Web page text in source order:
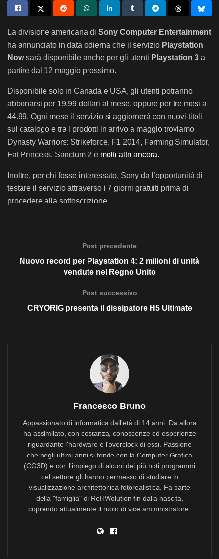
La divisione americana di Sony Computer Entertainment
ha annunciato in data odierna che il servizio Playstation
Nowsarà disponibile anche per gli utenti Playstation 3 a
partire dal 12 maggio prossimo.
Disponibile solo in Canada e USA, gli utenti potranno
abbonarsi per 19.99 dollari al mese, oppure per tre mesi a
44.99. Ogni mese il servizio si aggiornerà con nuovi titoli
sul catalogo e tra i prodotti in arrivo a maggio troviamo
Dynasty Warriors: Strikeforce, F1 2014, Farming Simulator,
Fat Princess, Sanctum 2 e molti altri ancora.
Inoltre, per chi fosse interessato, Sony da l’opportunità di
testare il servizio attraverso i 7 giorni gratuiti prima di
procedere alla sottoscrizione.
Post precedente
Nuovo record per Playstation 4: 2 milioni di unità
vendute nel Regno Unito
Post successivo
CRYORIG presenta il dissipatore H5 Ultimate
Francesco Bruno
Appassionato di informatica dall'età di 14 anni. Da allora
ha assimilato, con costanza, conoscenze ed esperienze
riguardante l'hardware e l'overclock di essi. Passione
che negli ultimi anni si fonde con la Computer Grafica
(CG3D) e con l'impiego di alcuni dei più noti programmi
del settore gli hanno permesso di studiare in
visualizzazione architettonica fotorealistica. Fa parte
della "famiglia" di ReHWolution fin dalla nascita,
coprendo attualmente il ruolo di vice amministratore.